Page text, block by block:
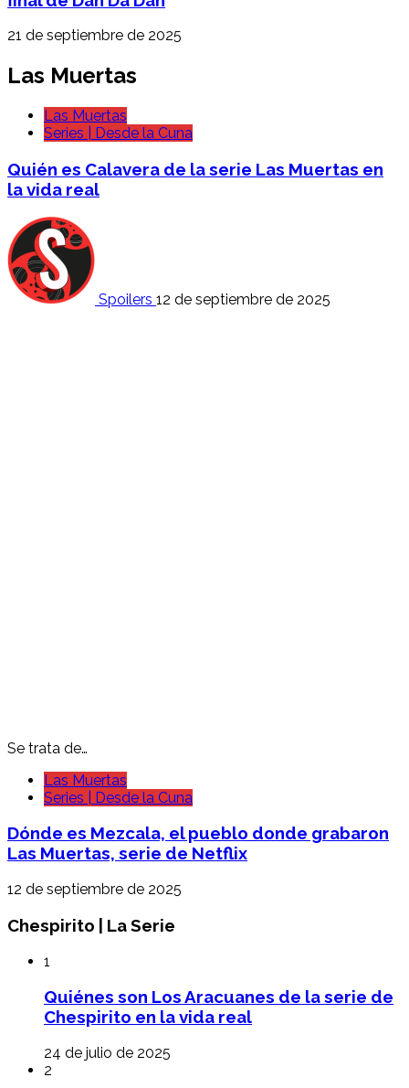
21 de septiembre de 2025
Las Muertas
Las Muertas
Series | Desde la Cuna
Quién es Calavera de la serie Las Muertas en
la vida real
Spoilers 12 de septiembre de 2025
Se trata de…
Las Muertas
Series | Desde la Cuna
Dónde es Mezcala, el pueblo donde grabaron
Las Muertas, serie de Netflix
12 de septiembre de 2025
Chespirito | La Serie
1
Quiénes son Los Aracuanes de la serie de
Chespirito en la vida real
24 de julio de 2025
2